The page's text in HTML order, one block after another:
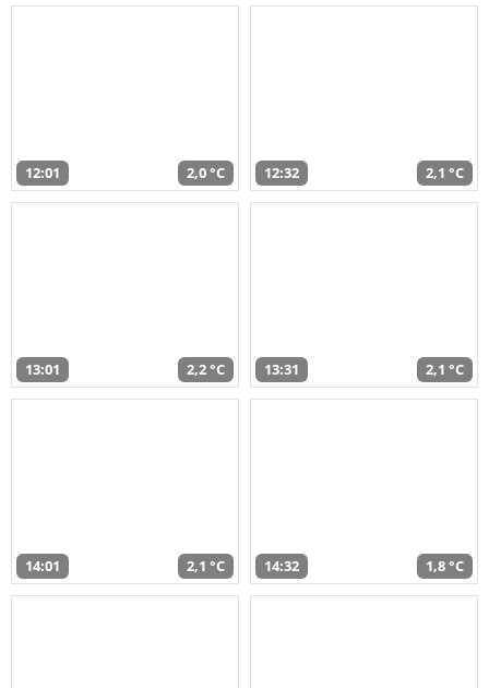
12:01 2,0 °C 12:32 2,1 °C
13:01 2,2 °C 13:31 2,1 °C
14:01 2,1 °C 14:32 1,8 °C